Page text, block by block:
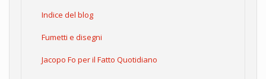
Indice del blog
Fumetti e disegni
Jacopo Fo per il Fatto Quotidiano